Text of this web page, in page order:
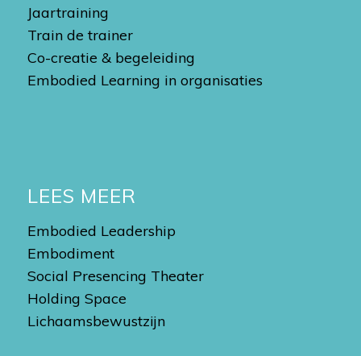
Jaartraining
Train de trainer
Co-creatie & begeleiding
Embodied Learning in organisaties
LEES MEER
Embodied Leadership
Embodiment
Social Presencing Theater
Holding Space
Lichaamsbewustzijn